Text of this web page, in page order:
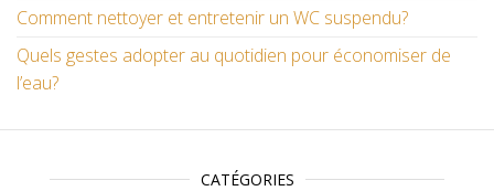
Comment nettoyer et entretenir un WC suspendu?
Quels gestes adopter au quotidien pour économiser de
l’eau?
CATÉGORIES